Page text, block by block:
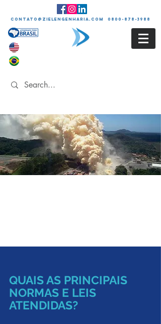
contato@zielengenharia.com 0800-878-3988
QUAIS AS PRINCIPAIS
NORMAS E LEIS
ATENDIDAS?